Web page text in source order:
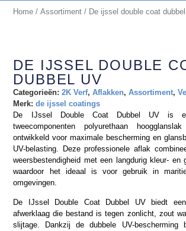
Home /Assortiment / De ijssel double coat
DE IJSSEL DOUBLE
DUBBEL UV
Categorieën: 2K Verf,Aflakken,Assortiment,
Merk:de ijssel coatings
De IJssel Double Coat Dubbel UV is
tweecomponenten polyurethaan
ontwikkeld voor maximale bescherming en
UV-belasting. Deze professionele aflak
weersbestendigheid met een langdurig kleur- en
waardoor het ideaal is voor gebruik in
omgevingen.
De IJssel Double Coat Dubbel UV biedt
afwerklaag die bestand is tegen zonlicht, zout
slijtage. Dankzij de dubbele UV-bescherming